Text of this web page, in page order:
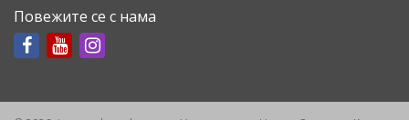
Повежите се с нама